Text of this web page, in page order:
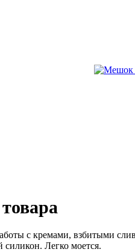
с кремами, взбитыми
Легко моется.